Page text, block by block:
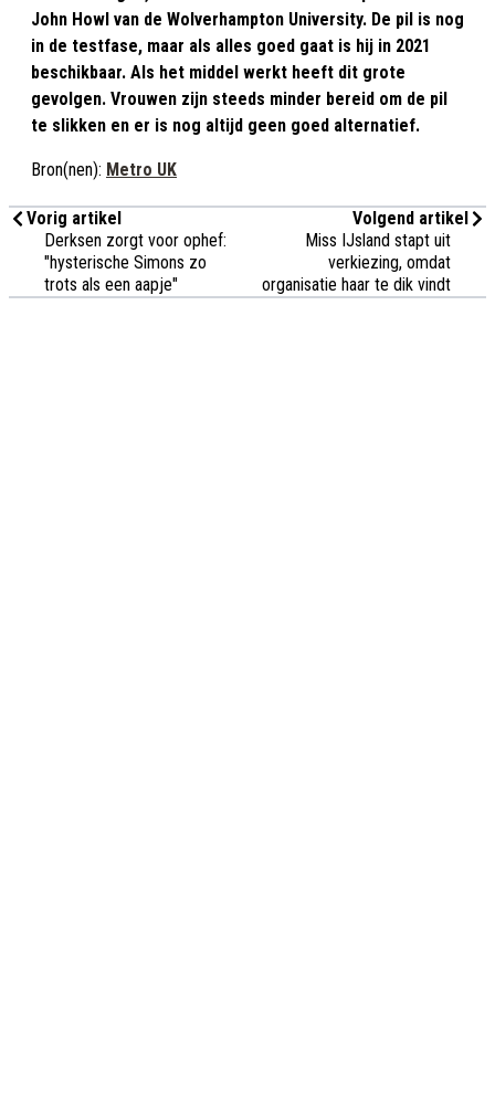
John Howl van de Wolverhampton University. De pil is nog
in de testfase, maar als alles goed gaat is hij in 2021
beschikbaar. Als het middel werkt heeft dit grote
gevolgen. Vrouwen zijn steeds minder bereid om de pil
te slikken en er is nog altijd geen goed alternatief.
Bron(nen): Metro UK
Vorig artikel
Derksen zorgt voor ophef:
"hysterische Simons zo
trots als een aapje"
Volgend artikel
Miss IJsland stapt uit
verkiezing, omdat
organisatie haar te dik vindt